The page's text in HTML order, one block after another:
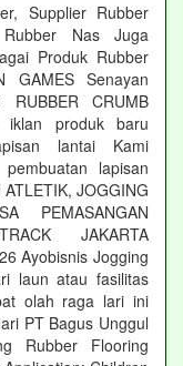
Supplier Rubber
Nas Juga
Produk Rubber
GAMES Senayan
RUBBER CRUMB
iklan produk baru
lantai Kami
lapisan
ATLETIK, JOGGING
PEMASANGAN
JAKARTA
Ayobisnis Jogging
laun atau fasilitas
olah raga lari ini
PT Bagus Unggul
Rubber Flooring